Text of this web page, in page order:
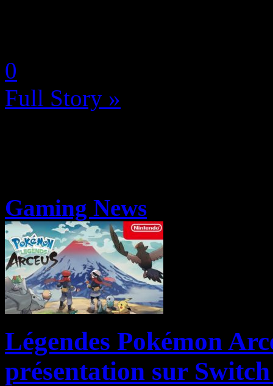
0
Full Story »
Gaming News
Légendes Pokémon
présentation sur